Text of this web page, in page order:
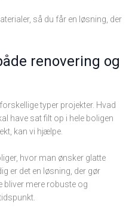
så du får en løsning, der
renovering og
typer projekter. Hvad
have sat filt op i hele boligen
kan vi hjælpe.
hvor man ønsker glatte
er det en løsning, der gør
bliver mere robuste og